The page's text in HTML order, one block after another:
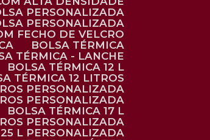
PERSONALIZADA
PERSONALIZADA
FECHO DE VELCRO
BOLSA TÉRMICA
TÉRMICA - LANCHE
BOLSA TÉRMICA 12 L
TÉRMICA 12 LITROS
PERSONALIZADA
PERSONALIZADA
BOLSA TÉRMICA 17 L
PERSONALIZADA
25 L PERSONALIZADA